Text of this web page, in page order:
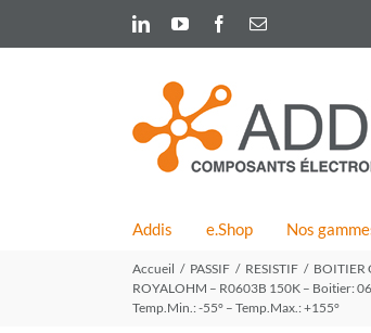
content
LinkedInYouTubeFacebook
Email
Addis e.Shop Nos
Accueil PASSIF RESISTIF
BOITIER
ROYALOHM – R0603B 150K – Boitier:
Temp.Min.: -55° – Temp.Max.: +155°